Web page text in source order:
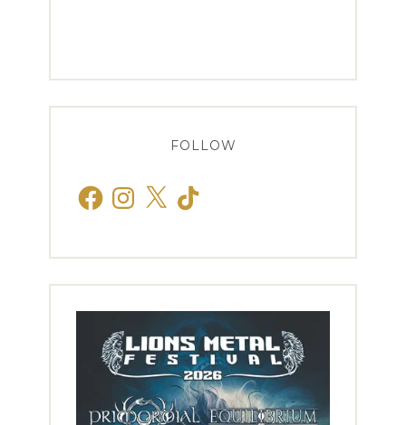
FOLLOW
FacebookInstagram
X TikTok